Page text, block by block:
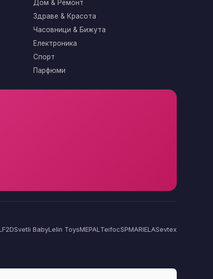
Дом & Ремонт
Здраве & Красота
Часовници & Бижута
Електроника
Спорт
Парфюми
F2DSvetli BabyLelin ToysMEPAL TeifocSPMARIELASevtex